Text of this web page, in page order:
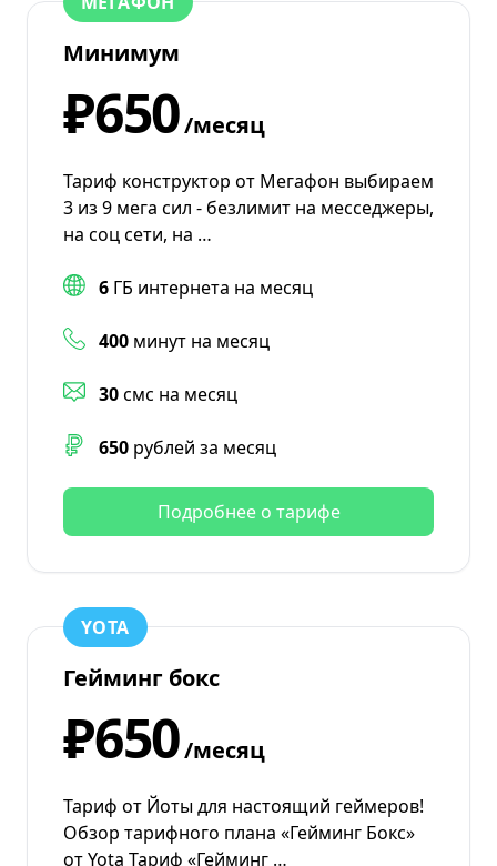
Минимум
₽650/месяц
Тариф конструктор от Мегафон выбираем
3 из 9 мега сил - безлимит на месседжеры,
на соц сети, на …
6 ГБ интернета на месяц
400 минут на месяц
30смс на месяц
650 рублей за месяц
Подробнее о тарифе
YOTA
Гейминг бокс
₽650/месяц
Тариф от Йоты для настоящий геймеров!
Обзор тарифного плана «Гейминг Бокс»
от Yota Тариф «Гейминг …